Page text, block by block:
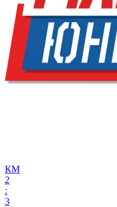
КМ
2
:
3